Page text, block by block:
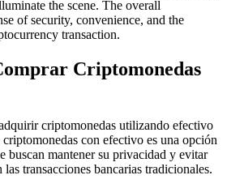
Criptomonedas
criptomonedas utilizando efectivo
con efectivo es una opción
buscan mantener su privacidad y evitar
transacciones bancarias tradicionales.